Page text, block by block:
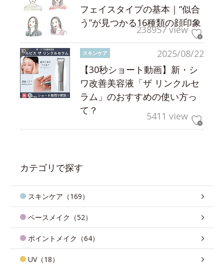
フェイスタイプの基本｜“似合
う”が見つかる16種類の顔印象
238957 view
2025/08/22
スキンケア
【30秒ショート動画】新・シ
ワ改善美容液「ザ リンクルセ
ラム」のおすすめの使い方っ
て？
5411 view
カテゴリで探す
スキンケア（169）
ベースメイク（52）
ポイントメイク（64）
UV（18）